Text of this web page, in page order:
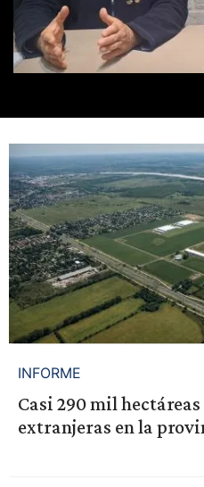
INFORME
Casi 290 mil
extranjeras en la